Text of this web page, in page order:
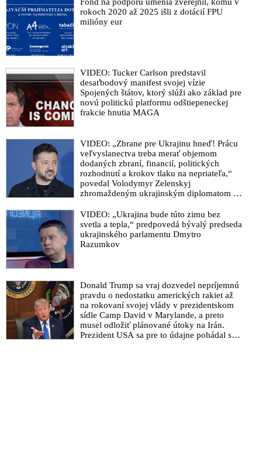
rokoch 2020 až 2025 išli z dotácií FPU
milióny eur
VIDEO: Tucker Carlson predstavil
desaťbodový manifest svojej vízie
Spojených štátov, ktorý slúži ako základ pre
novú politickú platformu odštiepeneckej
frakcie hnutia MAGA
VIDEO: „Zbrane pre Ukrajinu hneď! Prácu
veľvyslanectva treba merať objemom
dodaných zbraní, financií, politických
rozhodnutí a krokov tlaku na nepriateľa,“
povedal Volodymyr Zelenskyj
zhromaždeným ukrajinským diplomatom v
že USA Ukrajine nedodajú protiraketové
systémy Patriot
VIDEO: „Ukrajina bude túto zimu bez
svetla a tepla,“ predpovedá bývalý predseda
ukrajinského parlamentu Dmytro
Razumkov
Donald Trump sa vraj dozvedel nepríjemnú
pravdu o nedostatku amerických rakiet až
na rokovaní svojej vlády v prezidentskom
sídle Camp David v Marylande, a preto
musel odložiť plánované útoky na Irán.
Prezident USA sa pre to údajne pohádal so